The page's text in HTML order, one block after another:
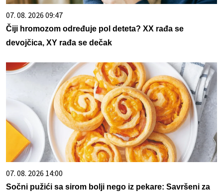
07. 08. 2026 09:47
Čiji hromozom određuje pol deteta? XX rađa se
devojčica, XY rađa se dečak
07. 08. 2026 14:00
Sočni pužići sa sirom bolji nego iz pekare: Savršeni za